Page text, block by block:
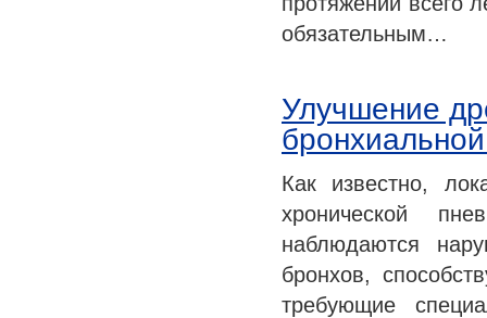
обязательным…
Улучшение
Как известно,
хронической
наблюдаются
бронхов,
требующие